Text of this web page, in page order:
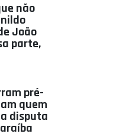
não
João
parte,
pré-
quem
disputa